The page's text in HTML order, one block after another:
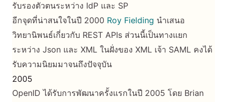
รับรองตัวตนระหว่าง IdP และ SP
อีกจุดที่น่าสนใจในปี 2000 Roy Fielding นำเสนอ
วิทยานิพนธ์เกี่ยวกับ REST APIs ส่วนนี้เป็นทางแยก
ระหว่าง Json และ XML ในฝั่งของ XML เจ้า SAML คงได้
รับความนิยมมาจนถึงปัจจุบัน
2005
OpenID ได้รับการพัฒนาครั้งแรกในปี 2005 โดย Brian